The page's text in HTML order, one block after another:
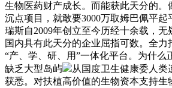
生物医药财产成长。而能获此天分的。
沉点项目，就敢要3000万取姆巴佩平
瑞斯自2009年创立至今历经十余载，
国内具有此天分的企业屈指可数。全
“产、学、研、用”一体化平台。为什么
缺乏大型岛屿
从国度卫生健康委人
获悉。对扶植高价值的生物资本支持生